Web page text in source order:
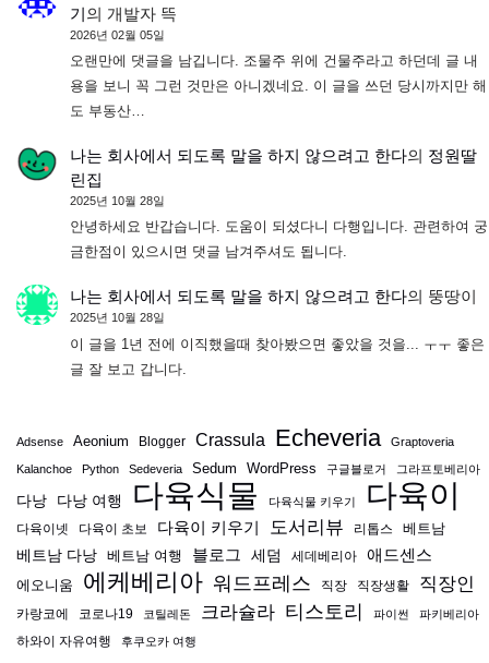
기의 개발자 뜩
2026년 02월 05일
오랜만에 댓글을 남깁니다. 조물주 위에 건물주라고 하던데 글 내
용을 보니 꼭 그런 것만은 아니겠네요. 이 글을 쓰던 당시까지만 해
도 부동산…
나는 회사에서 되도록 말을 하지 않으려고 한다의 정원딸
린집
2025년 10월 28일
안녕하세요 반갑습니다. 도움이 되셨다니 다행입니다. 관련하여 궁
금한점이 있으시면 댓글 남겨주셔도 됩니다.
나는 회사에서 되도록 말을 하지 않으려고 한다의 뚱땅이
2025년 10월 28일
이 글을 1년 전에 이직했을때 찾아봤으면 좋았을 것을... ㅜㅜ 좋은
글 잘 보고 갑니다.
Adsense Aeonium Blogger Crassula Echeveria Graptoveria
Kalanchoe Python Sedeveria Sedum WordPress 구글블로거 그라프토베리아
다낭 다낭 여행 다육식물 다육식물 키우기 다육이
다육이넷 다육이 초보 다육이 키우기 도서리뷰 리톱스
베트남
베트남 다낭 베트남 여행 블로그 세덤 세데베리아 애드센스
에오니움 에케베리아 워드프레스 직장 직장생활 직장인
카랑코에 코로나19 코틸레돈 크라슐라 티스토리 파이썬 파키베리아
하와이 자유여행 후쿠오카 여행